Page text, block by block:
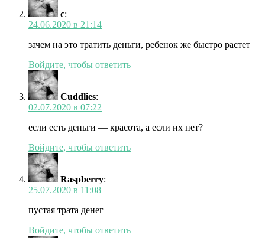
с:
24.06.2020 в 21:14
зачем на это тратить деньги, ребенок же быстро растет
Войдите, чтобы ответить
Cuddlies:
02.07.2020 в 07:22
если есть деньги — красота, а если их нет?
Войдите, чтобы ответить
Raspberry:
25.07.2020 в 11:08
пустая трата денег
Войдите, чтобы ответить